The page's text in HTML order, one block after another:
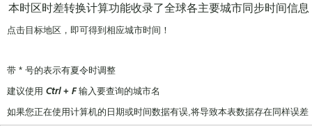
本时区时差转换计算功能收录了全球各主要城市同步时间信
点击目标地区，即可得到相应城市时间！
带 * 号的表示有夏令时调整
建议使用 Ctrl + F输入要查询的城市名
如果您正在使用计算机的日期或时间数据有误,将导致本表数据存在同样误差